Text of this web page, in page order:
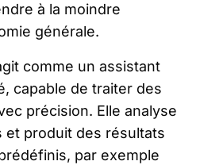
à la moindre
générale.
comme un assistant
capable de traiter des
précision. Elle analyse
et produit des résultats
par exemple